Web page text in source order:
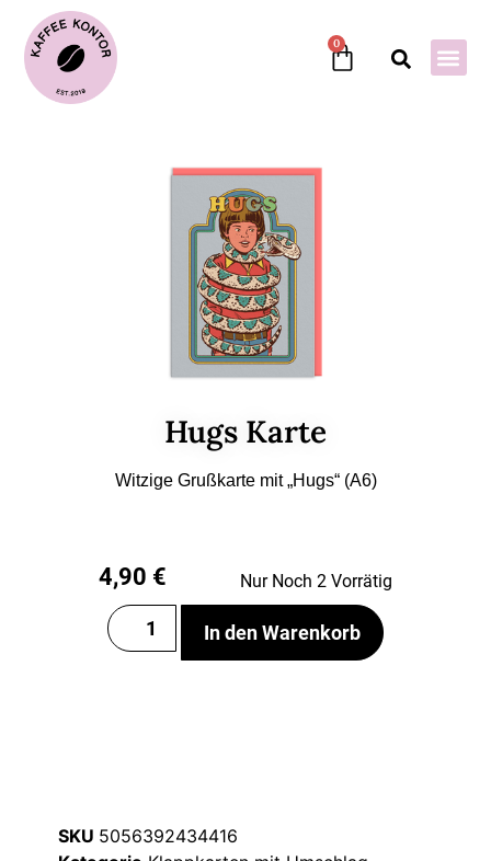
0
Hugs Karte
Witzige Grußkarte mit „Hugs“ (A6)
4,90 € Nur Noch 2 Vorrätig
In den Warenkorb
SKU 5056392434416